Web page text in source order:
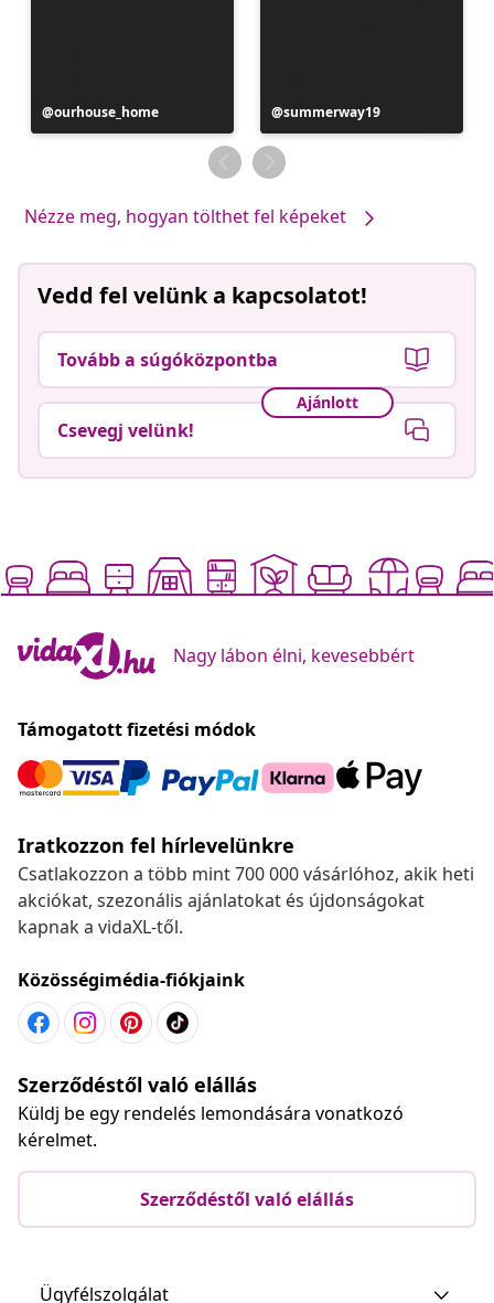
Bejegyzés
közzétevője
ourhouse_home
Bejegyzés
közzétevője
summerway19
Nézze meg, hogyan tölthet fel képeket
Vedd fel velünk a kapcsolatot!
Tovább a súgóközpontba
Ajánlott
Csevegj velünk!
Nagy lábon élni, kevesebbért
Támogatott fizetési módok
Iratkozzon fel hírlevelünkre
Csatlakozzon a több mint 700 000 vásárlóhoz, akik heti
akciókat, szezonális ajánlatokat és újdonságokat
kapnak a vidaXL-től.
Közösségimédia-fiókjaink
Szerződéstől való elállás
Küldj be egy rendelés lemondására vonatkozó
kérelmet.
Szerződéstől való elállás
Ügyfélszolgálat